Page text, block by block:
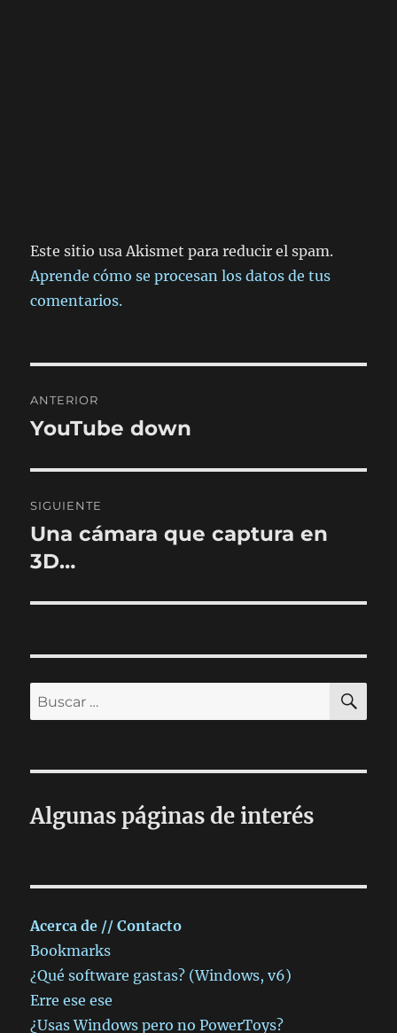
Este sitio usa Akismet para reducir el spam.
Aprende cómo se procesan los datos de tus
comentarios.
de
ANTERIOR
Entrada
YouTube down
SIGUIENTE
Entrada
siguiente:
Una cámara que captura en
3D…
Buscar
por:
Algunas páginas de interés
Acerca de // Contacto
Bookmarks
¿Qué software gastas? (Windows, v6)
Erre ese ese
¿Usas Windows pero no PowerToys?